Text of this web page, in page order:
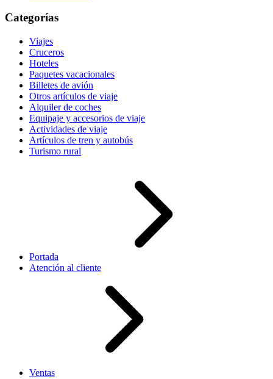
Categorías
Viajes
Cruceros
Hoteles
Paquetes vacacionales
Billetes de avión
Otros artículos de viaje
Alquiler de coches
Equipaje y accesorios de viaje
Actividades de viaje
Artículos de tren y autobús
Turismo rural
Portada
Atención al cliente
Ventas